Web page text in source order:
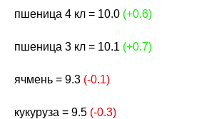
пшеница 4 кл = 10.0 (+0.6)
пшеница 3 кл = 10.1 (+0.7)
ячмень = 9.3 (-0.1)
кукуруза = 9.5 (-0.3)